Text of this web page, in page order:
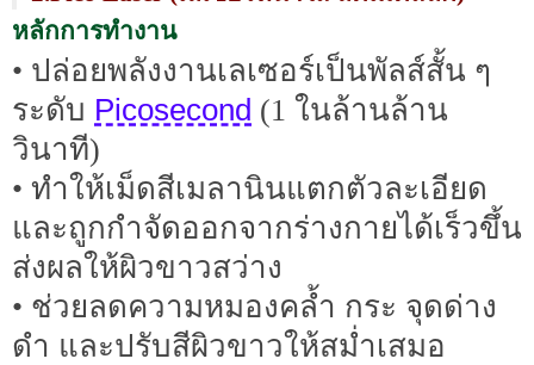
หลักการทำงาน
• ปล่อยพลังงานเลเซอร์เป็นพัลส์สั้น ๆ
ระดับ Picosecond (1 ในล้านล้าน
วินาที)
• ทำให้เม็ดสีเมลานินแตกตัวละเอียด
และถูกกำจัดออกจากร่างกายได้เร็วขึ้น
ส่งผลให้ผิวขาวสว่าง
• ช่วยลดความหมองคล้ำ กระ จุดด่าง
ดำ และปรับสีผิวขาวให้สม่ำเสมอ